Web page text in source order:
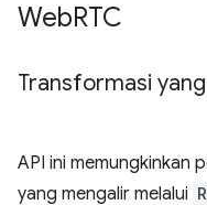
WebRTC
Transformasi
API ini memungkinkan
yang mengalir melalui